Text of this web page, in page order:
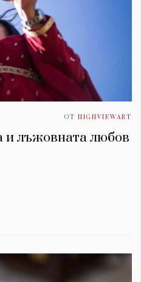
ОТ HIGHVIEWART
и лъжовната любов